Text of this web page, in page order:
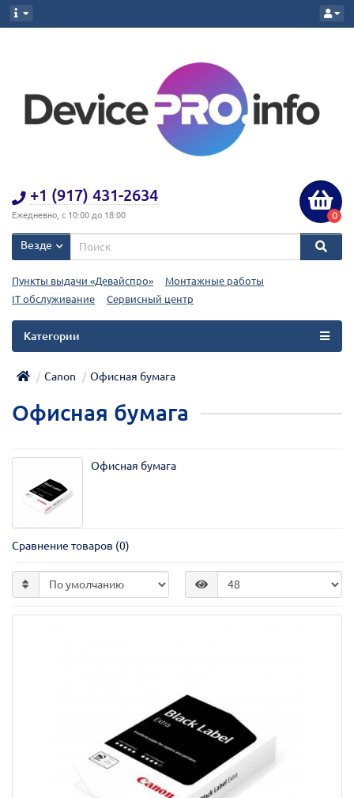
+1 (917) 431-2634
Ежедневно, с 10:00 до 18:00 0
Везде
Пункты выдачи «Девайспро»
Монтажные работы
IT обслуживание
Сервисный центр
Категории
Canon Офисная бумага
Офисная бумага
Офисная бумага
Сравнение товаров (0)